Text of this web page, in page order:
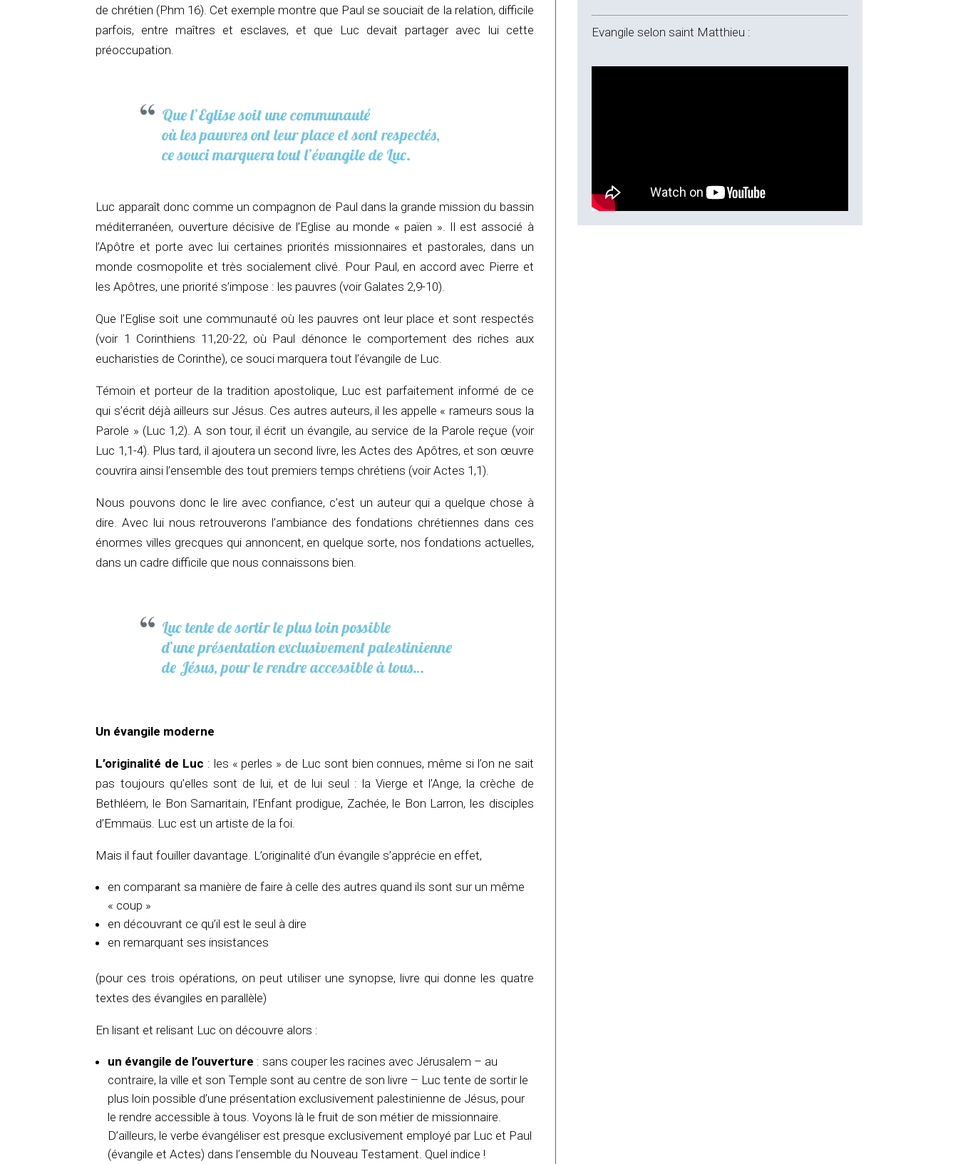
de chrétien (Phm 16). Cet exemple montre que Paul se souciait de la relation, difficile
parfois, entre maîtres et esclaves, et que Luc devait partager avec lui cette
préoccupation.
Que l’Eglise soit une communauté
où les pauvres ont leur place et sont respectés,
ce souci marquera tout l’évangile de Luc.
Luc apparaît donc comme un compagnon de Paul dans la grande mission du bassin
méditerranéen, ouverture décisive de l’Eglise au monde « païen ». Il est associé à
l’Apôtre et porte avec lui certaines priorités missionnaires et pastorales, dans un
monde cosmopolite et très socialement clivé. Pour Paul, en accord avec Pierre et
les Apôtres, une priorité s’impose : les pauvres (voir Galates 2,9-10).
Que l’Eglise soit une communauté où les pauvres ont leur place et sont respectés
(voir 1 Corinthiens 11,20-22, où Paul dénonce le comportement des riches aux
eucharisties de Corinthe), ce souci marquera tout l’évangile de Luc.
Témoin et porteur de la tradition apostolique, Luc est parfaitement informé de ce
qui s’écrit déjà ailleurs sur Jésus. Ces autres auteurs, il les appelle « rameurs sous la
Parole » (Luc 1,2). A son tour, il écrit un évangile, au service de la Parole reçue (voir
Luc 1,1-4). Plus tard, il ajoutera un second livre, les Actes des Apôtres, et son œuvre
couvrira ainsi l’ensemble des tout premiers temps chrétiens (voir Actes 1,1).
Nous pouvons donc le lire avec confiance, c’est un auteur qui a quelque chose à
dire. Avec lui nous retrouverons l’ambiance des fondations chrétiennes dans ces
énormes villes grecques qui annoncent, en quelque sorte, nos fondations actuelles,
dans un cadre difficile que nous connaissons bien.
Luc tente de sortir le plus loin possible
d’une présentation exclusivement palestinienne
de Jésus, pour le rendre accessible à tous…
Un évangile moderne
L’originalité de Luc : les « perles » de Luc sont bien connues, même si l’on ne sait
pas toujours qu’elles sont de lui, et de lui seul : la Vierge et l’Ange, la crèche de
Bethléem, le Bon Samaritain, l’Enfant prodigue, Zachée, le Bon Larron, les disciples
d’Emmaüs. Luc est un artiste de la foi.
Mais il faut fouiller davantage. L’originalité d’un évangile s’apprécie en effet,
en comparant sa manière de faire à celle des autres quand ils sont sur un même
« coup »
en découvrant ce qu’il est le seul à dire
en remarquant ses insistances
(pour ces trois opérations, on peut utiliser une synopse, livre qui donne les quatre
textes des évangiles en parallèle)
En lisant et relisant Luc on découvre alors :
un évangile de l’ouverture : sans couper les racines avec Jérusalem – au
contraire, la ville et son Temple sont au centre de son livre – Luc tente de sortir le
plus loin possible d’une présentation exclusivement palestinienne de Jésus, pour
le rendre accessible à tous. Voyons là le fruit de son métier de missionnaire.
D’ailleurs, le verbe évangéliser est presque exclusivement employé par Luc et Paul
(évangile et Actes) dans l’ensemble du Nouveau Testament. Quel indice !
Evangile selon saint Matthieu :